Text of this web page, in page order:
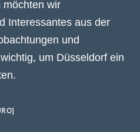
möchten wir
Interessantes aus der
und
um Düsseldorf ein